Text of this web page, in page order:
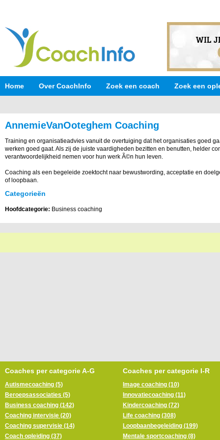
Home Over CoachInfo Zoek een coach Zoek een
AnnemieVanOoteghem Coaching
Training en organisatieadvies vanuit de overtuiging dat het organisaties goed
werken goed gaat. Als zij de juiste vaardigheden bezitten en benutten, helder
verantwoordelijkheid nemen voor hun werk Ã©n hun leven.
Coaching als een begeleide zoektocht naar bewustwording, acceptatie en
of loopbaan.
Categorieën
Hoofdcategorie: Business coaching
Coaches per categorie A-G
Autismecoaching (5)
Beroepsassociaties (5)
Business coaching (142)
Coaching intervisie (20)
Coaching supervisie (14)
Coach opleiding (37)
Coaches per categorie I-R
Image coaching (10)
Innovatiecoaching (11)
Kindercoaching (72)
Life coaching (308)
Loopbaanbegeleiding (199)
Mentale sportcoaching (8)